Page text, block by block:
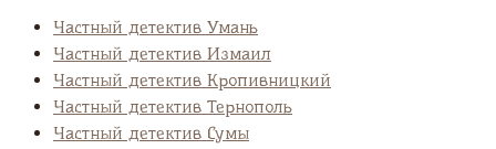
Частный детектив Умань
Частный детектив Измаил
Частный детектив Кропивницкий
Частный детектив Тернополь
Частный детектив Сумы